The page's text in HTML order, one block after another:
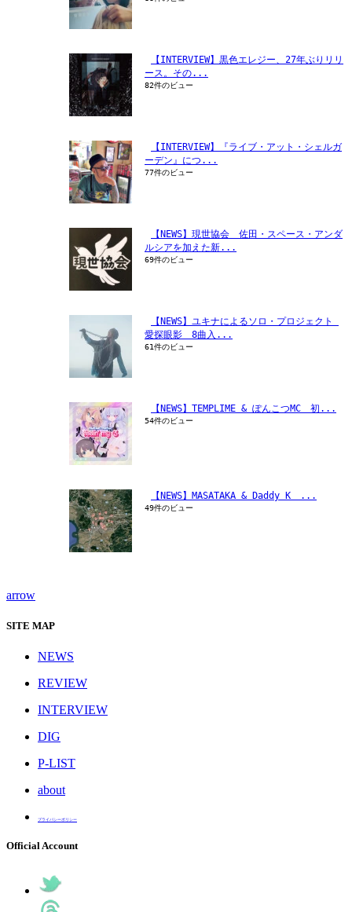
【INTERVIEW】黒色エレジー、27年ぶりリリ
ース。その...
82件のビュー
【INTERVIEW】『ライブ・アット・シェルガ
ーデン』につ...
77件のビュー
【NEWS】現世協会　佐田・スペース・アンダ
ルシアを加えた新...
69件のビュー
【NEWS】ユキナによるソロ・プロジェクト
愛探眼影　8曲入...
61件のビュー
【NEWS】TEMPLIME & ぽんこつMC　初...
54件のビュー
【NEWS】MASATAKA & Daddy K　...
49件のビュー
arrow
SITE MAP
NEWS
REVIEW
INTERVIEW
DIG
P-LIST
about
プライバシーポリシー
Official Account